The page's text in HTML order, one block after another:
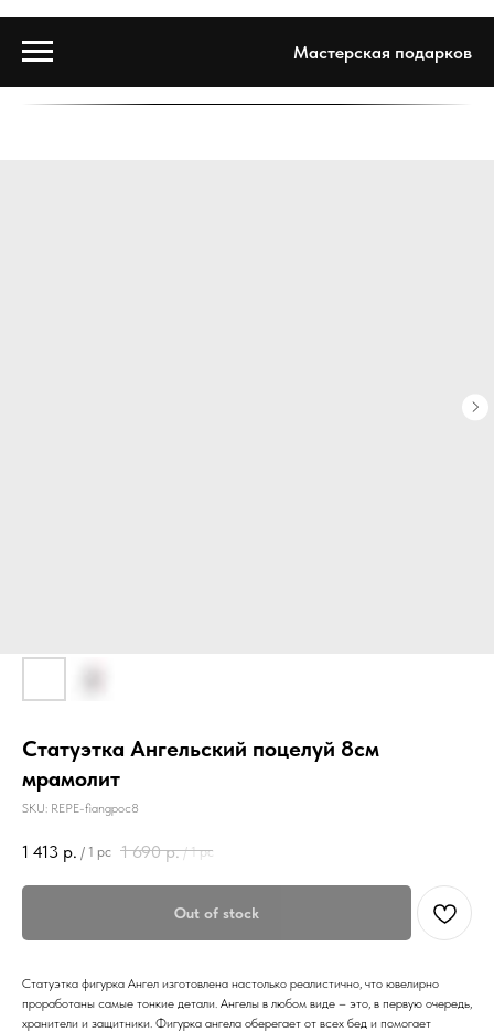
Мастерская подарков
Статуэтка Ангельский поцелуй 8см
мрамолит
SKU: REPE-fiangpoc8
1 413 р. / 1 pc 1 690 р. / 1 pc
Out of stock
Статуэтка фигурка Ангел изготовлена настолько реалистично, что ювелирно
проработаны самые тонкие детали. Ангелы в любом виде – это, в первую очередь,
хранители и защитники. Фигурка ангела оберегает от всех бед и помогает